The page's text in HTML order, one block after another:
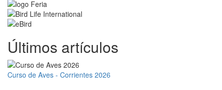
Últimos artículos
Curso de Aves - Corrientes 2026